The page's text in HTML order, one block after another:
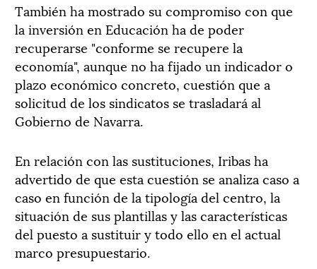
También ha mostrado su compromiso con que
la inversión en Educación ha de poder
recuperarse "conforme se recupere la
economía", aunque no ha fijado un indicador o
plazo económico concreto, cuestión que a
solicitud de los sindicatos se trasladará al
Gobierno de Navarra.
En relación con las sustituciones, Iribas ha
advertido de que esta cuestión se analiza caso a
caso en función de la tipología del centro, la
situación de sus plantillas y las características
del puesto a sustituir y todo ello en el actual
marco presupuestario.